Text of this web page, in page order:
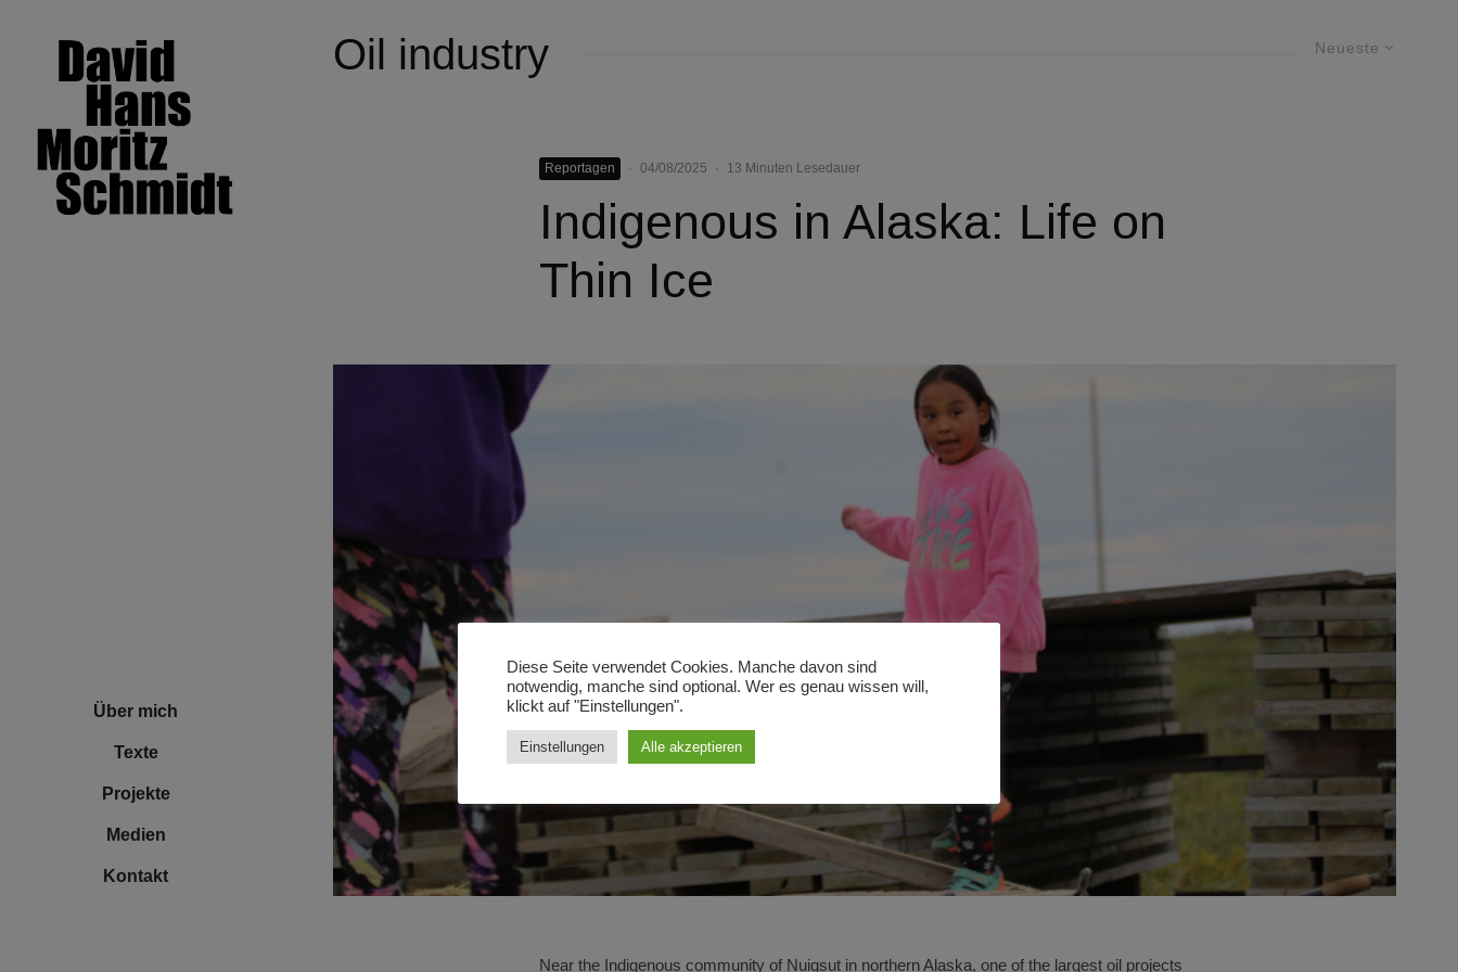
Über mich
Texte
Projekte
Medien
Kontakt
Neueste
Oil industry
Reportagen · 04/08/2025 · 13 Minuten Lesedauer
Indigenous in Alaska: Life on
Thin Ice
Near the Indigenous community of Nuiqsut in northern Alaska, one of the largest oil projects
Diese Seite verwendet Cookies. Manche davon sind
notwendig, manche sind optional. Wer es genau wissen will,
klickt auf "Einstellungen".
Einstellungen Alle akzeptieren